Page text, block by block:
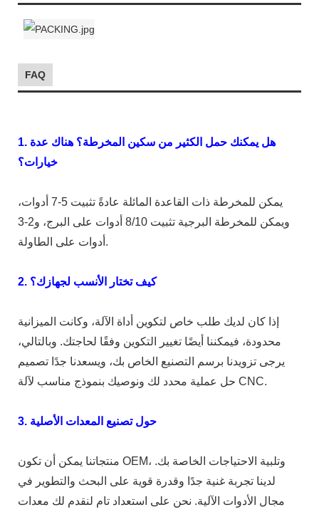
FAQ
1. هل يمكنك حمل الكثير من سكين المخرطة؟ هناك عدة
خيارات؟
يمكن للمخرطة ذات القاعدة المائلة عادةً تثبيت 5-7 أدوات،
ويمكن للمخرطة البرجية تثبيت 8/10 أدوات على البرج، و2-3
أدوات على الطاولة.
2. كيف تختار الأنسب لجهازك؟
إذا كان لديك طلب خاص لتكوين أداة الآلة، وكانت الميزانية
محدودة، فيمكننا أيضًا تغيير التكوين وفقًا لحاجتك. وبالتالي،
يرجى تزويدنا برسم التصنيع الخاص بك، ويسعدنا جدًا تصميم
حل عملية محدد لك ونوصيك بنموذج مناسب لآلة CNC.
3. حول تصنيع المعدات الأصلية
منتجاتنا يمكن أن تكون OEM، وتلبية الاحتياجات الخاصة بك.
لدينا تجربة غنية جدًا وقدرة قوية على البحث والتطوير في
مجال الأدوات الآلية. نحن على استعداد تام لنقدم لك معدات